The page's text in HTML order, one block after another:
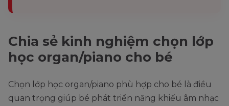
Chia sẻ kinh nghiệm chọn lớp
học organ/piano cho bé
Chọn lớp học organ/piano phù hợp cho bé là điều
quan trọng giúp bé phát triển năng khiếu âm nhạc